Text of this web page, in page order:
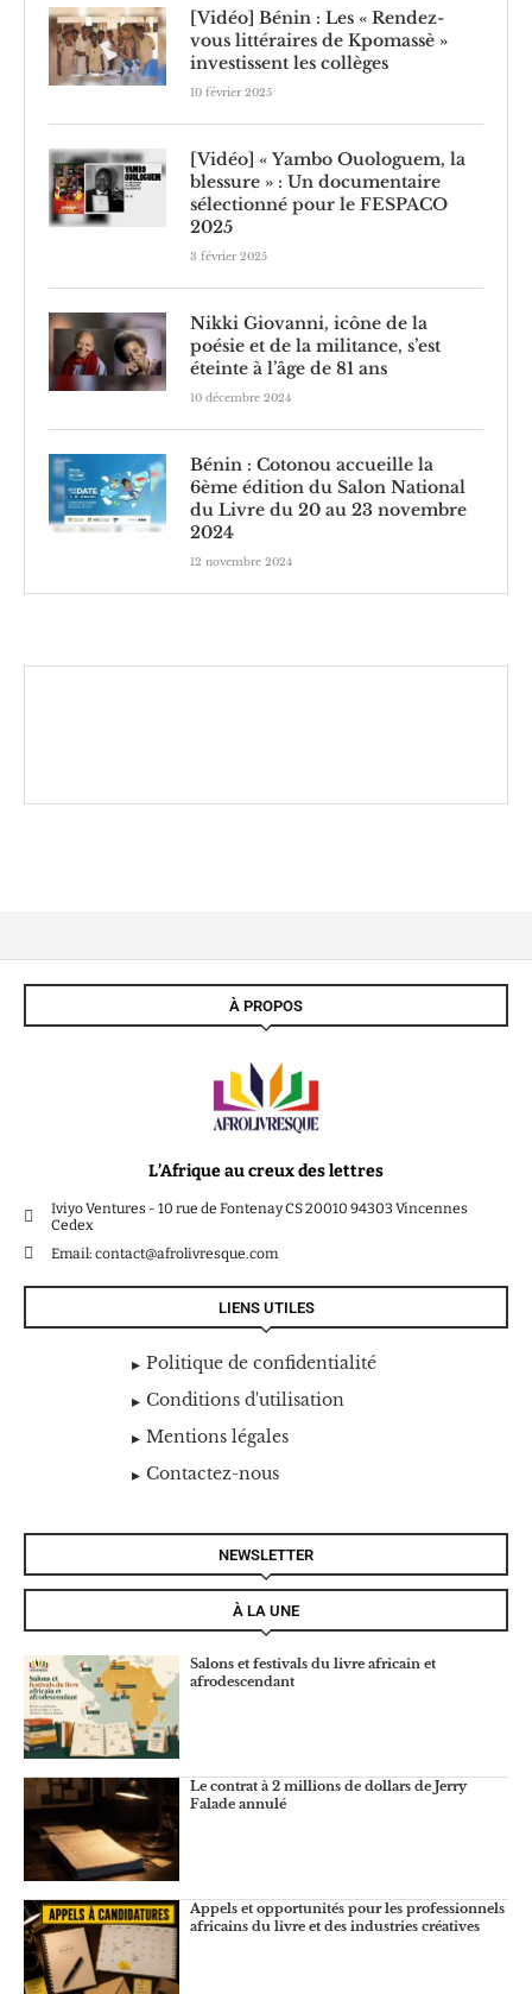
[Vidéo] Bénin : Les « Rendez-
vous littéraires de Kpomassè »
investissent les collèges
10 février 2025
[Vidéo] « Yambo Ouologuem, la
blessure » : Un documentaire
sélectionné pour le FESPACO
2025
3 février 2025
Nikki Giovanni, icône de la
poésie et de la militance, s’est
éteinte à l’âge de 81 ans
10 décembre 2024
Bénin : Cotonou accueille la
6ème édition du Salon National
du Livre du 20 au 23 novembre
2024
12 novembre 2024
À PROPOS
L’Afrique au creux des lettres
Iviyo Ventures - 10 rue de Fontenay CS 20010 94303 Vincennes
Cedex
Email: contact@afrolivresque.com
LIENS UTILES
Politique de confidentialité
Conditions d'utilisation
Mentions légales
Contactez-nous
NEWSLETTER
À LA UNE
Salons et festivals du livre africain et
afrodescendant
Le contrat à 2 millions de dollars de Jerry
Falade annulé
Appels et opportunités pour les professionnels
africains du livre et des industries créatives